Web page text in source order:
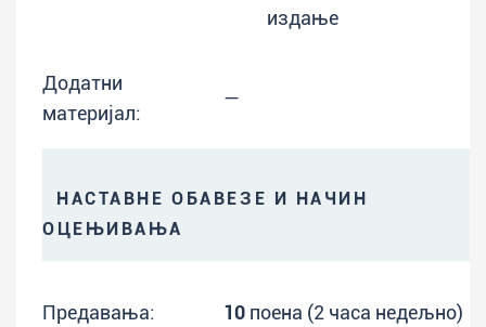
издање
Додатни
материјал:
—
НАСТАВНЕ ОБАВЕЗЕ И НАЧИН
ОЦЕЊИВАЊА
Предавања: 10 поена (2 часа недељно)